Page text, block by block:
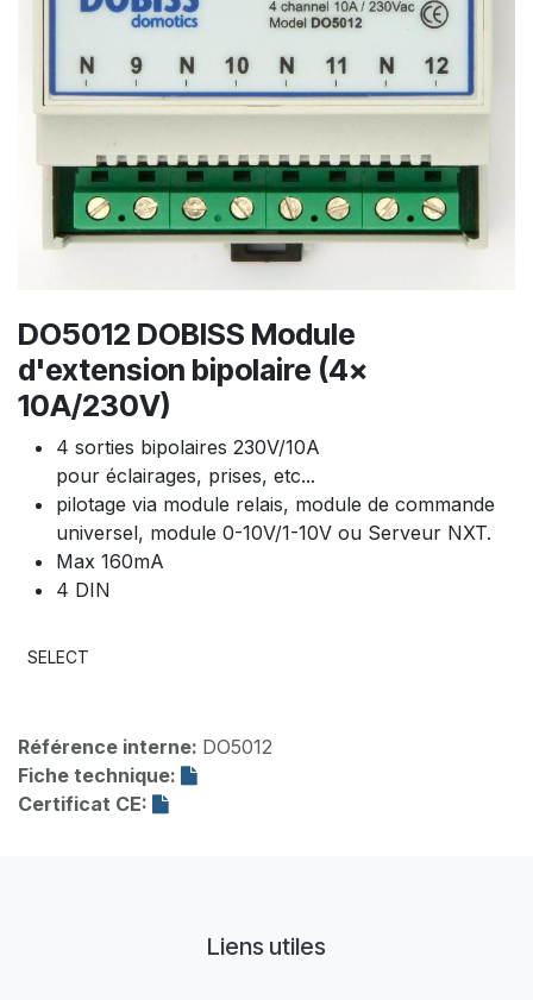
DO5012 DOBISS Module
d'extension bipolaire (4x
10A/230V)
4 sorties bipolaires 230V/10A
pour éclairages, prises, etc...
pilotage via module relais, module de commande
universel, module 0-10V/1-10V ou Serveur NXT.
Max 160mA
4 DIN
SELECT
Référence interne: DO5012
Fiche technique:
Certificat CE:
Liens utiles